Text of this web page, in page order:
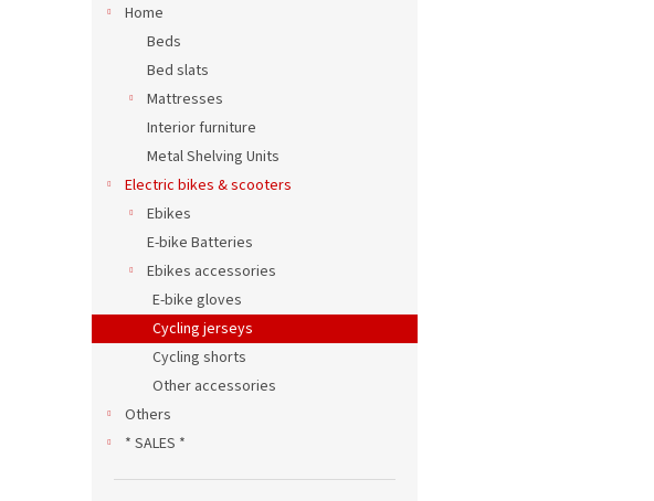
Home
Beds
Bed slats
Mattresses
Interior furniture
Metal Shelving Units
Electric bikes & scooters
Ebikes
E-bike Batteries
Ebikes accessories
E-bike gloves
Cycling jerseys
Cycling shorts
Other accessories
Others
* SALES *